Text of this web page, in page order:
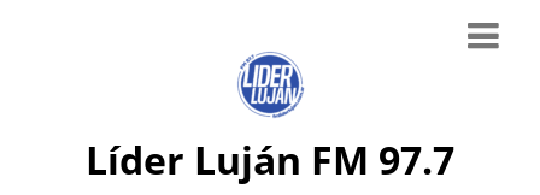
Líder Luján FM 97.7